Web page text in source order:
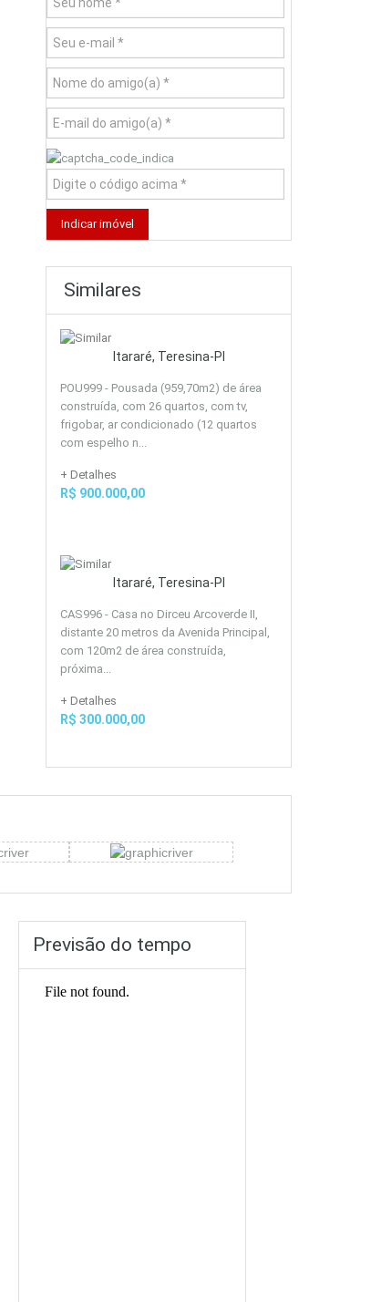
Similares
Itararé, Teresina-PI
POU999 - Pousada (959,70m2) de área
construída, com 26 quartos, com tv,
frigobar, ar condicionado (12 quartos
com espelho n...
+ Detalhes
R$ 900.000,00
Itararé, Teresina-PI
CAS996 - Casa no Dirceu Arcoverde II,
distante 20 metros da Avenida Principal,
com 120m2 de área construída,
próxima...
+ Detalhes
R$ 300.000,00
Previsão do tempo